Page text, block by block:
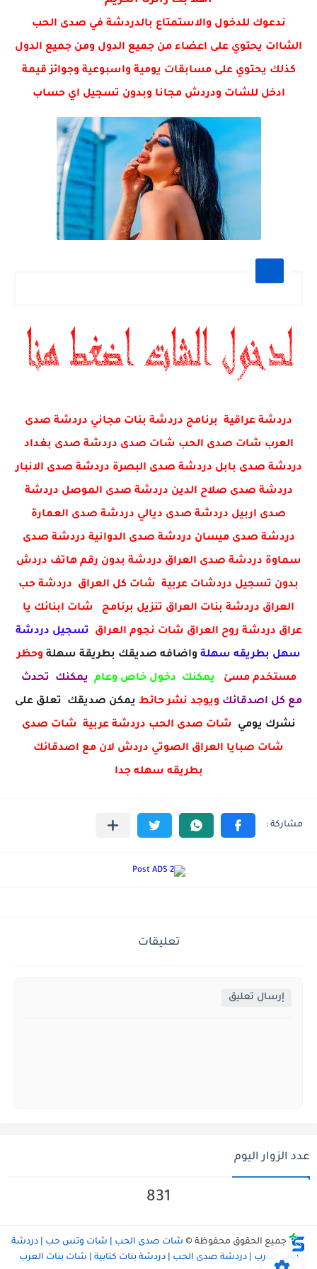
عبارات وحكم اجمل ماقيل عن الحكم
ندعوك للدخول والاستمتاع بالدردشة في صدى الحب
الشاات يحتوي على اعضاء من جميع الدول ومن جميع الدول
كذلك يحتوي على مسابقات يومية واسبوعية وجوائز قيمة
ادخل للشات ودردش مجانا وبدون تسجيل اي حساب
دردشة عراقية برنامج دردشة بنات مجاني دردشة صدى
العرب شات صدى الحب شات صدى دردشة صدى بغداد
دردشة صدى بابل دردشة صدى البصرة دردشة صدى الانبار
دردشة صدى صلاح الدين دردشة صدى الموصل دردشة
صدى اربيل دردشة صدى ديالي دردشة صدى العمارة
دردشة صدى ميسان دردشة صدى الدوانية دردشة صدى
سماوة دردشة صدى العراق دردشة بدون رقم هاتف دردش
بدون تسجيل دردشات عربية شات كل العراق دردشة حب
العراق دردشة بنات العراق تنزيل برنامج شات ابنائك يا
عراق دردشة روح العراق شات نجوم العراق تسجيل دردشة
سهل بطريقه سهلة واضافه صديقك بطريقة سهلة وحظر
مستخدم مسئ يمكنك دخول خاص وعام يمكنك تحدث
مع كل اصدقائك ويوجد نشر حائط يمكن صديقك تعلق على
نشرك يومي شات صدى الحب دردشة عربية شات صدى
شات صبايا العراق الصوتي دردش لان مع اصدقائك
بطريقه سهله جدا
تعليقات
إرسال تعليق
عدد الزوار اليوم
831
جميع الحقوق محفوظة © شات صدى الحب | شات وتس حب | دردشة
بنات العرب | دردشة صدى الحب | دردشة بنات كتابية | شات بنات العرب